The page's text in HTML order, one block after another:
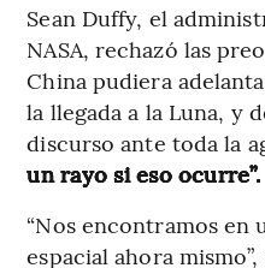
Sean Duffy, el
NASA, rechazó las
China pudiera
la llegada a la Luna, y
discurso ante toda la
un rayo si eso ocurre”.
“Nos encontramos en
espacial ahora